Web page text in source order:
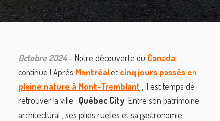
Octobre 2024 - Notre découverte du Canada
continue ! Après Montréalet cinq jours passés en
pleine nature à Mont-Tremblant , il est temps de
retrouver la ville : Québec City. Entre son patrimoine
architectural , ses jolies ruelles et sa gastronomie